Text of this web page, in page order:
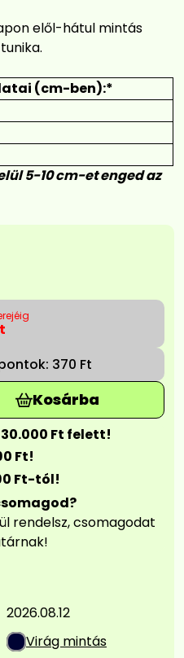
elől-hátul mintás
(cm-ben):*
5-10 cm-et enged az
370 Ft
Kosárba
30.000 Ft felett!
Ft!
Ft-tól!
rendelsz, csomagodat
2026.08.12
Virág mintás